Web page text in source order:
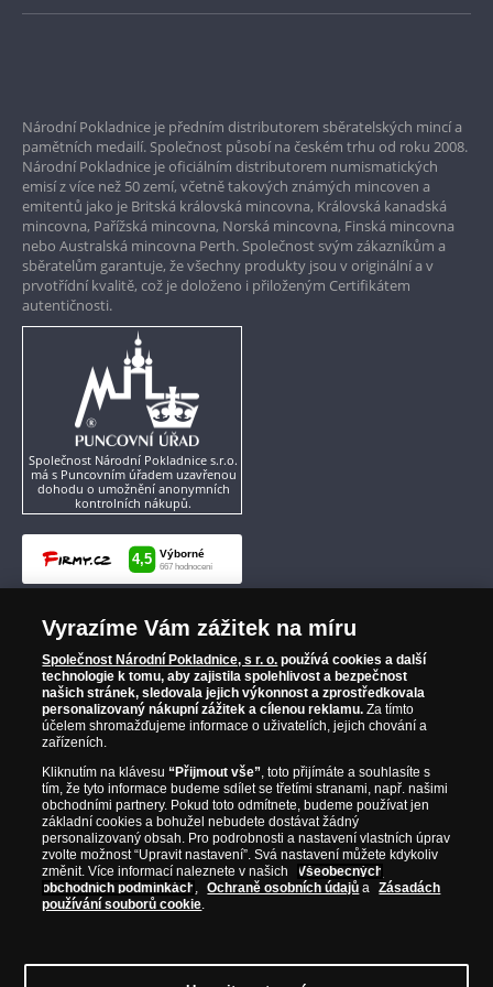
Garance nejvyšší kvality
Pouze originální produkty
Národní Pokladnice je předním distributorem sběratelských mincí a
pamětních medailí. Společnost působí na českém trhu od roku 2008.
Národní Pokladnice je oficiálním distributorem numismatických
emisí z více než 50 zemí, včetně takových známých mincoven a
emitentů jako je Britská královská mincovna, Královská kanadská
mincovna, Pařížská mincovna, Norská mincovna, Finská mincovna
nebo Australská mincovna Perth. Společnost svým zákazníkům a
sběratelům garantuje, že všechny produkty jsou v originální a v
prvotřídní kvalitě, což je doloženo i přiloženým Certifikátem
autentičnosti.
Společnost Národní Pokladnice s.r.o.
má s Puncovním úřadem uzavřenou
dohodu o umožnění anonymních
kontrolních nákupů.
Vyrazíme Vám zážitek na míru
Společnost Národní Pokladnice, s r. o. používá cookies a další
technologie k tomu, aby zajistila spolehlivost a bezpečnost
našich stránek, sledovala jejich výkonnost a zprostředkovala
personalizovaný nákupní zážitek a cílenou reklamu. Za tímto
účelem shromažďujeme informace o uživatelích, jejich chování a
zařízeních.
Kliknutím na klávesu“Přijmout vše”, toto přijímáte a souhlasíte s
tím, že tyto informace budeme sdílet se třetími stranami, např. našimi
obchodními partnery. Pokud toto odmítnete, budeme používat jen
základní cookies a bohužel nebudete dostávat žádný
personalizovaný obsah. Pro podrobnosti a nastavení vlastních úprav
zvolte možnost “Upravit nastavení”. Svá nastavení můžete kdykoliv
změnit. Více informací naleznete v našich
Všeobecných
obchodních podmínkách , Ochraně osobních údajů a
Zásadách
používání souborů cookie.